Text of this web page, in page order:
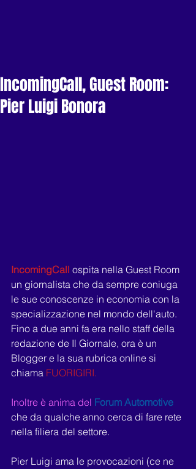
IncomingCall, Guest Room:
Pier Luigi Bonora
IncomingCall ospita nella Guest Room
un giornalista che da sempre coniuga
le sue conoscenze in economia con la
specializzazione nel mondo dell'auto.
Fino a due anni fa era nello staff della
redazione de Il Giornale, ora è un
Blogger e la sua rubrica online si
chiama FUORIGIRI.
Inoltre è anima del Forum Automotive
che da qualche anno cerca di fare rete
nella filiera del settore.
Pier Luigi ama le provocazioni (ce ne